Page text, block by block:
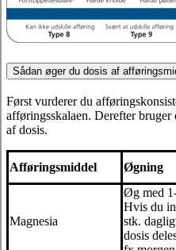
Sådan øger du dosis af
Først vurderer du
afføringsskalaen. Derefter
af dosis.
Afføringsmiddel Øgning
Magnesia
Øg med
Hvis du
stk.
dosis